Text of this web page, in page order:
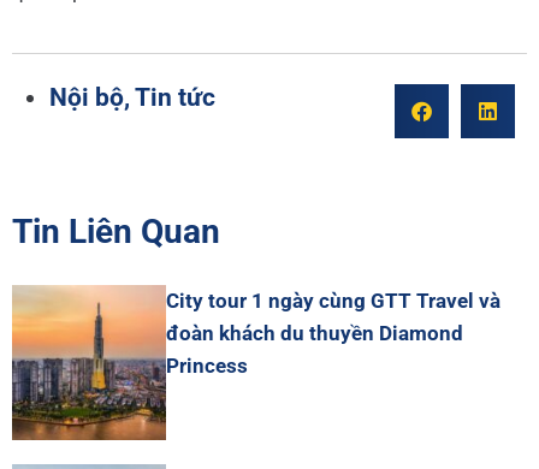
Nội bộ, Tin tức
Tin Liên Quan
City tour 1 ngày cùng GTT Travel và
đoàn khách du thuyền Diamond
Princess